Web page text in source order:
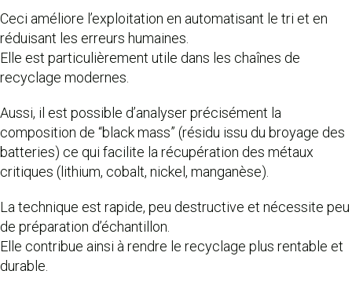
Ceci améliore l’exploitation en automatisant le tri et en
réduisant les erreurs humaines.
Elle est particulièrement utile dans les chaînes de
recyclage modernes.
Aussi, il est possible d’analyser précisément la
composition de “black mass” (résidu issu du broyage des
batteries) ce qui facilite la récupération des métaux
critiques (lithium, cobalt, nickel, manganèse).
La technique est rapide, peu destructive et nécessite peu
de préparation d’échantillon.
Elle contribue ainsi à rendre le recyclage plus rentable et
durable.